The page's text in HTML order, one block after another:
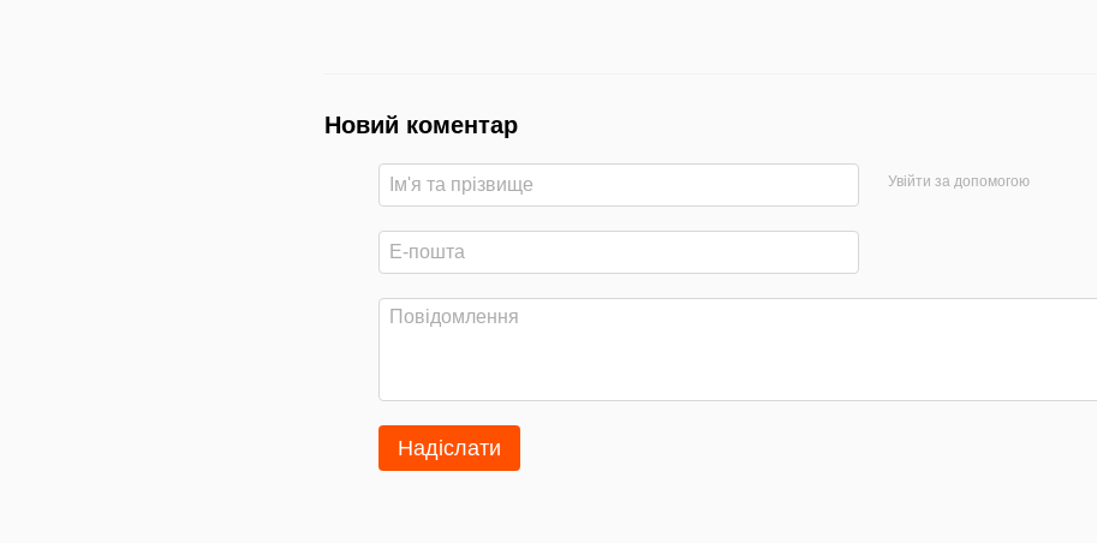
Новий коментар
Увійти за допомогою
Надіслати